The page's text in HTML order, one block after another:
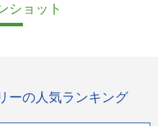
ショット
ーの人気ランキング